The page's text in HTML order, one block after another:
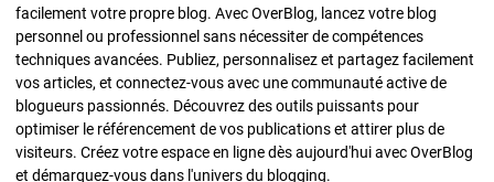
facilement votre propre blog. Avec OverBlog, lancez votre blog
personnel ou professionnel sans nécessiter de compétences
techniques avancées. Publiez, personnalisez et partagez facilement
vos articles, et connectez-vous avec une communauté active de
blogueurs passionnés. Découvrez des outils puissants pour
optimiser le référencement de vos publications et attirer plus de
visiteurs. Créez votre espace en ligne dès aujourd'hui avec OverBlog
et démarquez-vous dans l'univers du blogging.